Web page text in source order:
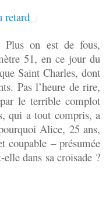
retard
Plus on est de fous,
51, en ce jour du
Saint Charles, dont
Pas l’heure de rire,
le terrible complot
qui a tout compris, a
Alice, 25 ans,
coupable – présumée
dans sa croisade ?